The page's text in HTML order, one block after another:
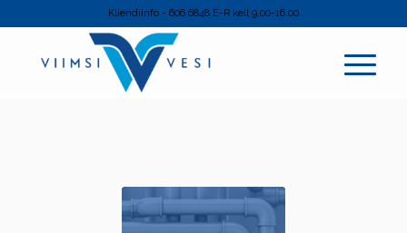
Kliendiinfo - 606 6848 E-R kell 9.00-16.00